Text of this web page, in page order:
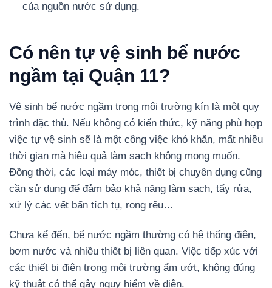
của nguồn nước sử dụng.
Có nên tự vệ sinh bể nước
ngầm tại Quận 11?
Vệ sinh bể nước ngầm trong môi trường kín là một quy
trình đặc thù. Nếu không có kiến thức, kỹ năng phù hợp
việc tự vệ sinh sẽ là một công việc khó khăn, mất nhiều
thời gian mà hiệu quả làm sạch không mong muốn.
Đồng thời, các loại máy móc, thiết bị chuyên dụng cũng
cần sử dụng để đảm bảo khả năng làm sạch, tẩy rửa,
xử lý các vết bẩn tích tụ, rong rêu…
Chưa kể đến, bể nước ngầm thường có hệ thống điện,
bơm nước và nhiều thiết bị liên quan. Việc tiếp xúc với
các thiết bị điện trong môi trường ẩm ướt, không đúng
kỹ thuật có thể gây nguy hiểm về điện.